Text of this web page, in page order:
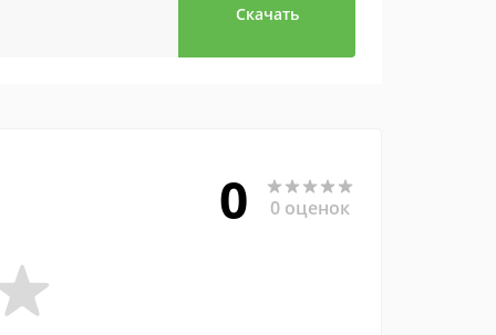
Скачать
0 0 оценок